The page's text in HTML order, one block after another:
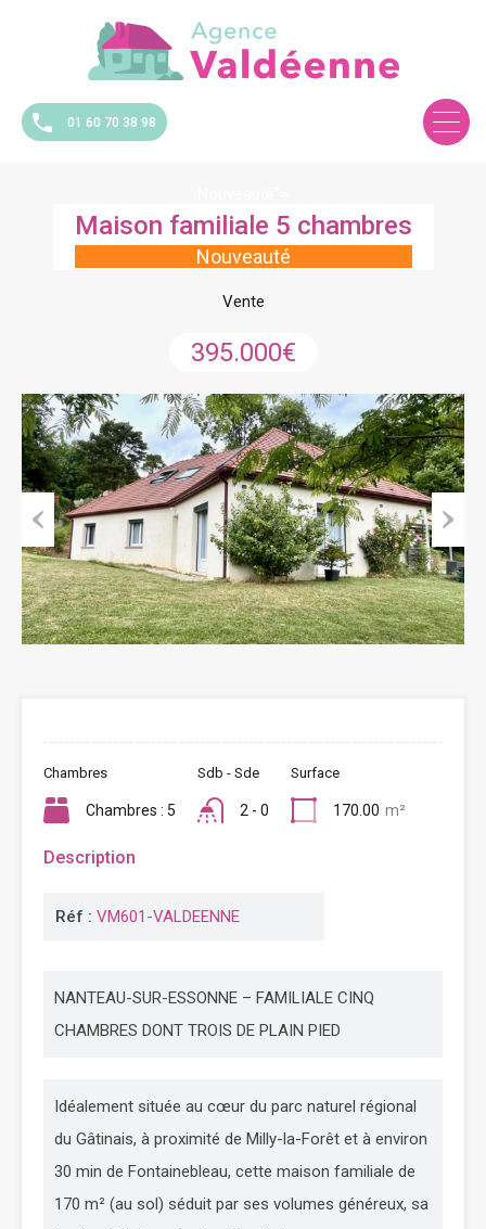
01 60 70 38 98
Maison familiale 5 chambres
Nouveauté
Vente
395.000€
Previous Next
Chambres
Chambres : 5
Sdb - Sde
2 - 0
Surface
170.00 m²
Description
Réf : VM601-VALDEENNE
NANTEAU-SUR-ESSONNE – FAMILIALE CINQ
CHAMBRES DONT TROIS DE PLAIN PIED
Idéalement située au cœur du parc naturel régional
du Gâtinais, à proximité de Milly-la-Forêt et à environ
30 min de Fontainebleau, cette maison familiale de
170 m² (au sol) séduit par ses volumes généreux, sa